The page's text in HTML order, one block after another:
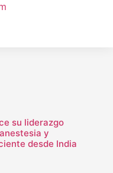
su liderazgo
y
desde India